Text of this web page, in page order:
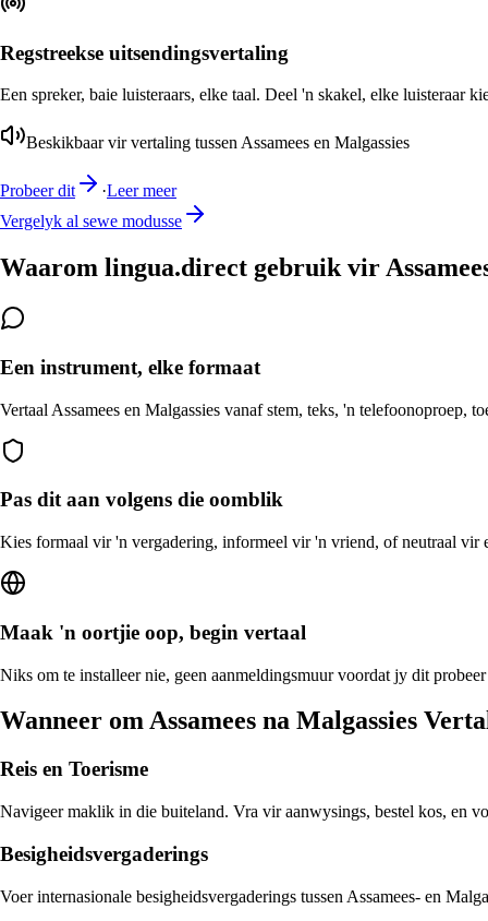
Regstreekse uitsendingsvertaling
Een spreker, baie luisteraars, elke taal. Deel 'n skakel, elke luisteraar
Beskikbaar vir vertaling tussen Assamees en Malgassies
Probeer dit ·Leer meer
Vergelyk al sewe modusse
Waarom lingua.direct gebruik vir
Een instrument, elke formaat
Vertaal Assamees en Malgassies vanaf stem, teks, 'n telefoonoproep,
Pas dit aan volgens die oomblik
Kies formaal vir 'n vergadering, informeel vir 'n vriend, of neutraal vir
Maak 'n oortjie oop, begin vertaal
Niks om te installeer nie, geen aanmeldingsmuur voordat jy dit
Wanneer om Assamees na Malgassies
Reis en Toerisme
Navigeer maklik in die buiteland. Vra vir aanwysings, bestel kos, en
Besigheidsvergaderings
Voer internasionale besigheidsvergaderings tussen Assamees- en